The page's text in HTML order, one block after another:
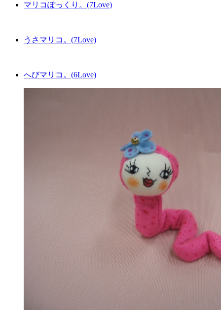
マリコぽっくり。(7Love)
うさマリコ。(7Love)
へびマリコ。(6Love)